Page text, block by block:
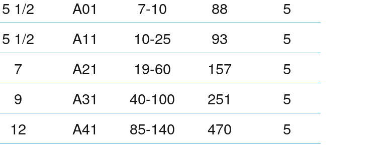
5 1/2 A01 7-10 88
5
5 1/2 A11 10-25 93
5
7 A21 19-60 157
5
9 A31 40-100 251
5
12 A41 85-140 470 5